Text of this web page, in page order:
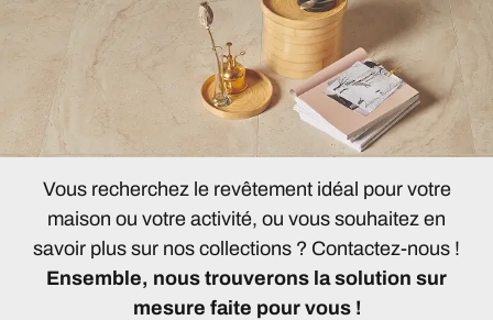
Vous recherchez le revêtement idéal pour votre
maison ou votre activité, ou vous souhaitez en
savoir plus sur nos collections ? Contactez-nous !
Ensemble, nous trouverons la solution sur
mesure faite pour vous !